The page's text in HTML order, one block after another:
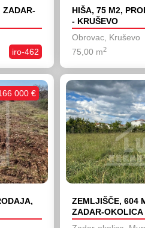
ZADAR-
iro-462
HIŠA, 75 M2,
- KRUŠEVO
Obrovac, Kruševo
75,00 m2
000 €
ZEMLJIŠČE, 604
ZADAR-OKOLICA